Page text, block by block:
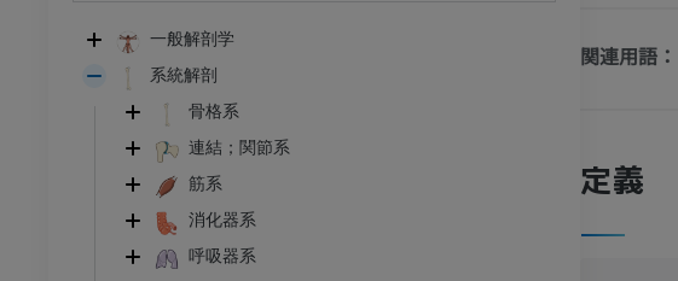
一般解剖学
系統解剖
骨格系
連結；関節系
筋系
消化器系
呼吸器系
関連用語：
定義